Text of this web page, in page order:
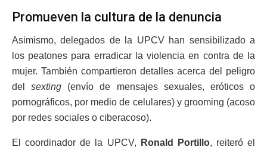
Promueven la cultura de la denuncia
Asimismo, delegados de la UPCV han sensibilizado a
los peatones para erradicar la violencia en contra de la
mujer. También compartieron detalles acerca del peligro
delsexting (envío de mensajes sexuales, eróticos o
pornográficos, por medio de celulares) y grooming (acoso
por redes sociales o ciberacoso).
El coordinador de la UPCV, Ronald Portillo, reiteró el